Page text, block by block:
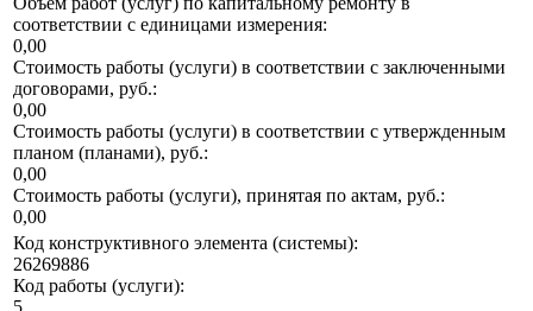
соответствии с единицами измерения:
0,00
Стоимость работы (услуги) в соответствии с заключенными
договорами, руб.:
0,00
Стоимость работы (услуги) в соответствии с утвержденным
планом (планами), руб.:
0,00
Стоимость работы (услуги), принятая по актам, руб.:
0,00
Код конструктивного элемента (системы):
26269886
Код работы (услуги):